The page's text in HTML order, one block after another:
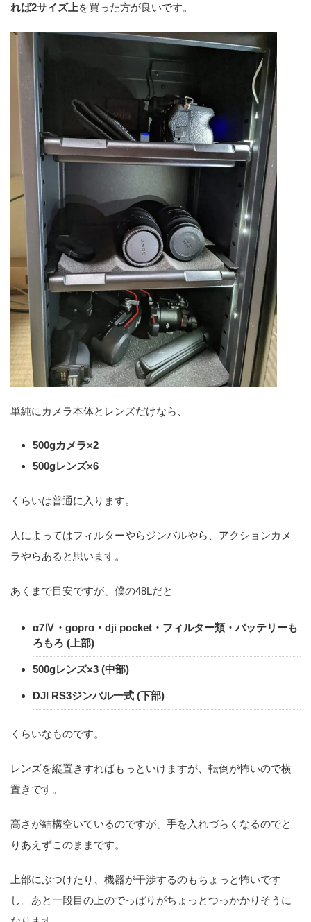
れば2サイズ上を買った方が良いです。
単純にカメラ本体とレンズだけなら、
500gカメラ×2
500gレンズ×6
くらいは普通に入ります。
人によってはフィルターやらジンバルやら、アクションカメ
ラやらあると思います。
あくまで目安ですが、僕の48Lだと
α7Ⅳ・gopro・dji pocket・フィルター類・バッテリーも
ろもろ (上部)
500gレンズ×3 (中部)
DJI RS3ジンバル一式 (下部)
くらいなものです。
レンズを縦置きすればもっといけますが、転倒が怖いので横
置きです。
高さが結構空いているのですが、手を入れづらくなるのでと
りあえずこのままです。
上部にぶつけたり、機器が干渉するのもちょっと怖いです
し。あと一段目の上のでっぱりがちょっとつっかかりそうに